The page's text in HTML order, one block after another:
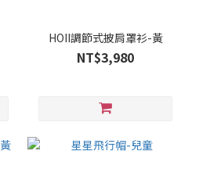
HOII調節式披肩罩衫-黃
NT$3,980